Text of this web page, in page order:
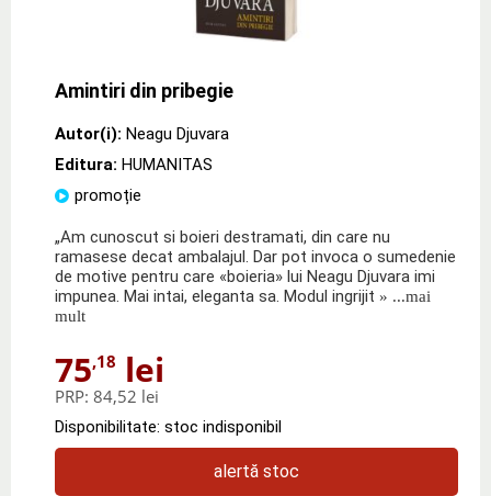
Amintiri din pribegie
Autor(i): Neagu Djuvara
Editura: HUMANITAS
promoție
„Am cunoscut si boieri destramati, din care nu
ramasese decat ambalajul. Dar pot invoca o sumedenie
de motive pentru care «boieria» lui Neagu Djuvara imi
impunea. Mai intai, eleganta sa. Modul ingrijit » ...mai
mult
75,18 lei
PRP: 84,52 lei
Disponibilitate: stoc indisponibil
alertă stoc